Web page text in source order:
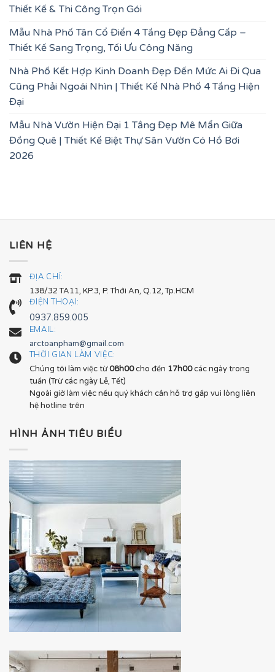
Thiết Kế & Thi Công Trọn Gói
Mẫu Nhà Phố Tân Cổ Điển 4 Tầng Đẹp Đẳng Cấp –
Thiết Kế Sang Trọng, Tối Ưu Công Năng
Nhà Phố Kết Hợp Kinh Doanh Đẹp Đến Mức Ai Đi Qua
Cũng Phải Ngoái Nhìn | Thiết Kế Nhà Phố 4 Tầng Hiện
Đại
Mẫu Nhà Vườn Hiện Đại 1 Tầng Đẹp Mê Mẩn Giữa
Đồng Quê | Thiết Kế Biệt Thự Sân Vườn Có Hồ Bơi
2026
LIÊN HỆ
ĐỊA CHỈ:
138/32 TA11, KP.3, P. Thới An, Q.12, Tp.HCM
ĐIỆN THOẠI:
0937.859.005
EMAIL:
arctoanpham@gmail.com
THỜI GIAN LÀM VIỆC:
Chúng tôi làm việc từ08h00cho đến 17h00các ngày trong
tuần (Trừ các ngày Lễ, Tết)
Ngoài giờ làm việc nếu quý khách cần hỗ trợ gấp vui lòng liên
hệ hotline trên
HÌNH ẢNH TIÊU BIỂU